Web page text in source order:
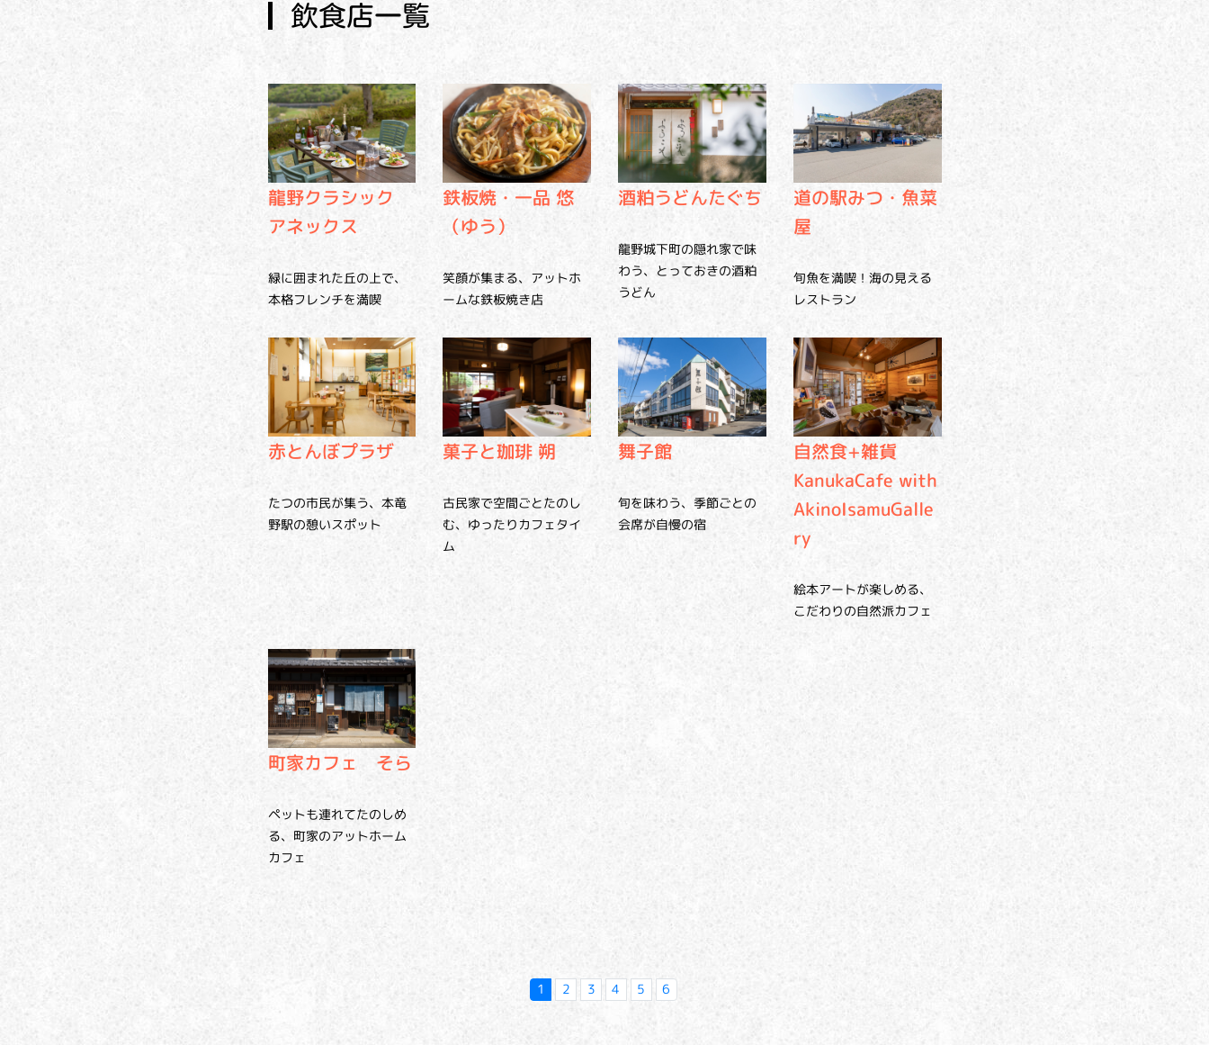
飲食店一覧
龍野クラシック
アネックス
緑に囲まれた丘の上で、
本格フレンチを満喫
鉄板焼・一品 悠
（ゆう）
笑顔が集まる、アットホ
ームな鉄板焼き店
酒粕うどんたぐち
龍野城下町の隠れ家で味
わう、とっておきの酒粕
うどん
道の駅みつ・魚菜
屋
旬魚を満喫！海の見える
レストラン
赤とんぼプラザ
たつの市民が集う、本竜
野駅の憩いスポット
菓子と珈琲 朔
古民家で空間ごとたのし
む、ゆったりカフェタイ
ム
舞子館
旬を味わう、季節ごとの
会席が自慢の宿
自然食+雑貨
KanukaCafe with
AkinoIsamuGalle
ry
絵本アートが楽しめる、
こだわりの自然派カフェ
町家カフェ そら
ペットも連れてたのしめ
る、町家のアットホーム
カフェ
1 2 3 4 5 6